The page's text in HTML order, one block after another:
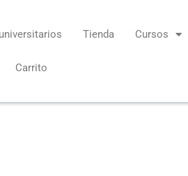
Tienda Cursos
Carrito